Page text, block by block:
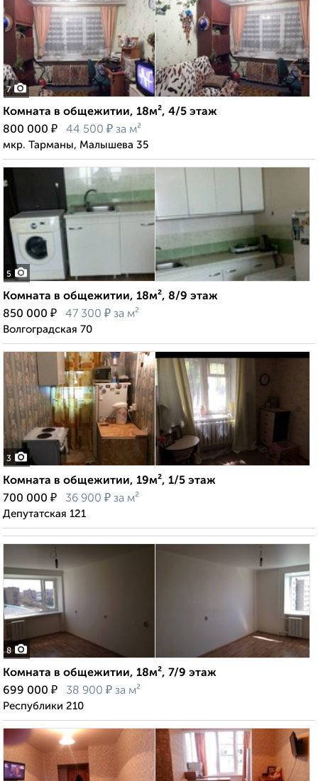
7
Комната в общежитии, 18м², 4/5 этаж
800 000 ₽ 44 500 ₽ за м²
мкр. Тарманы, Малышева 35
5
Комната в общежитии, 18м², 8/9 этаж
850 000 ₽ 47 300 ₽ за м²
Волгоградская 70
3
Комната в общежитии, 19м², 1/5 этаж
700 000 ₽ 36 900 ₽ за м²
Депутатская 121
8
Комната в общежитии, 18м², 7/9 этаж
699 000 ₽ 38 900 ₽ за м²
Республики 210